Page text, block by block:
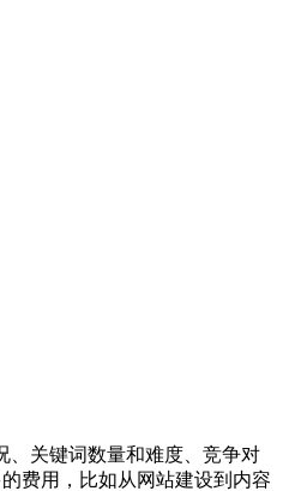
、关键词数量和难度、竞争对
费用，比如从网站建设到内容